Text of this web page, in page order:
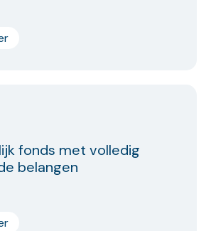
fonds met volledig
belangen